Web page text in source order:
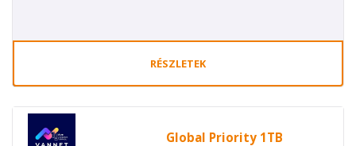
RÉSZLETEK
Global Priority 1TB